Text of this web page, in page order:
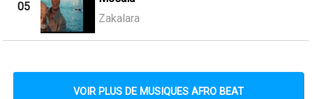
05
Zakalara
VOIR PLUS DE MUSIQUES AFRO BEAT